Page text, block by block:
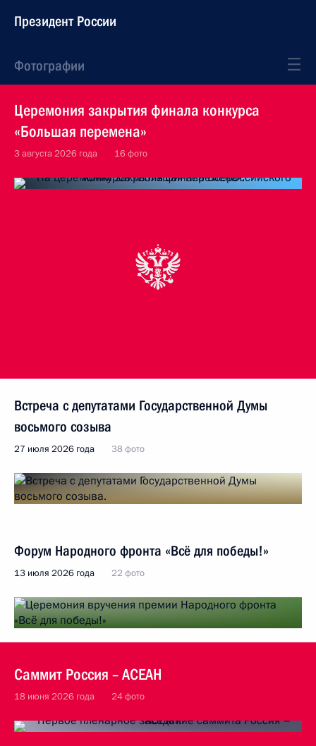
Президент России
Фотографии
Церемония закрытия финала конкурса
«Большая перемена»
3 августа 2026 года 16 фото
Встреча с депутатами Государственной Думы
восьмого созыва
27 июля 2026 года 38 фото
Форум Народного фронта «Всё для победы!»
13 июля 2026 года 22 фото
Саммит Россия – АСЕАН
18 июня 2026 года 24 фото